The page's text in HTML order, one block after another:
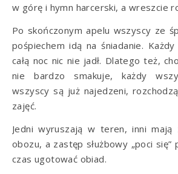
w górę i hymn harcerski, a wreszcie
Po skończonym apelu wszyscy ze
pośpiechem idą na śniadanie.
całą noc nic nie jadł. Dlatego też,
nie bardzo smakuje, każdy
wszyscy są już najedzeni,
zajęć.
Jedni wyruszają w teren, inni mają
obozu, a zastęp służbowy „poci się”
czas ugotować obiad.